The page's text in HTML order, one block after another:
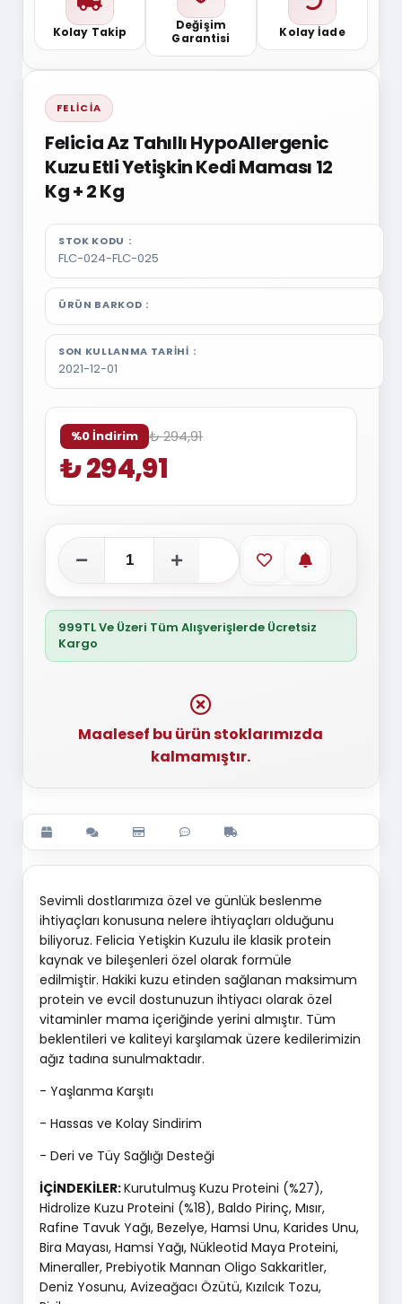
Kolay Takip
Değişim
Garantisi
Kolay İade
FELICIA
Felicia Az Tahıllı HypoAllergenic
Kuzu Etli Yetişkin Kedi Maması 12
Kg + 2 Kg
STOK KODU
FLC-024-FLC-025
ÜRÜN BARKOD
SON KULLANMA TARIHI
2021-12-01
%0 İndirim ₺ 294,91
₺ 294,91
Favorilere ekle
Stoğa
999TL Ve Üzeri Tüm Alışverişlerde Ücretsiz
Kargo
Maalesef bu ürün stoklarımızda
kalmamıştır.
Sevimli dostlarımıza özel ve günlük beslenme
ihtiyaçları konusuna nelere ihtiyaçları olduğunu
biliyoruz. Felicia Yetişkin Kuzulu ile klasik protein
kaynak ve bileşenleri özel olarak formüle
edilmiştir. Hakiki kuzu etinden sağlanan maksimum
protein ve evcil dostunuzun ihtiyacı olarak özel
vitaminler mama içeriğinde yerini almıştır. Tüm
beklentileri ve kaliteyi karşılamak üzere kedilerimizin
ağız tadına sunulmaktadır.
- Yaşlanma Karşıtı
- Hassas ve Kolay Sindirim
- Deri ve Tüy Sağlığı Desteği
İÇİNDEKİLER:Kurutulmuş Kuzu Proteini (%27),
Hidrolize Kuzu Proteini (%18), Baldo Pirinç, Mısır,
Rafine Tavuk Yağı, Bezelye, Hamsi Unu, Karides Unu,
Bira Mayası, Hamsi Yağı, Nükleotid Maya Proteini,
Mineraller, Prebiyotik Mannan Oligo Sakkaritler,
Deniz Yosunu, Avizeağacı Özütü, Kızılcık Tozu,